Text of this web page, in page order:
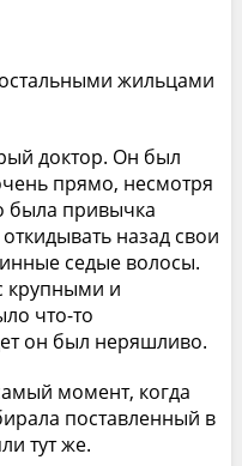
жильцами
доктор. Он был
прямо, несмотря
была привычка
назад свои
седые волосы.
крупными и
что-то
он был неряшливо.
момент, когда
поставленный в
тут же.